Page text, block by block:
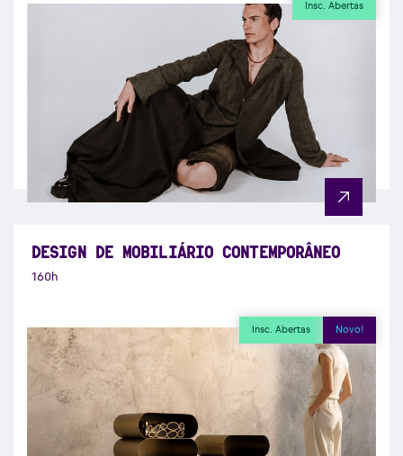
Insc. Abertas
DESIGN DE MOBILIÁRIO CONTEMPORÂNEO
160h
Insc. Abertas Novo!